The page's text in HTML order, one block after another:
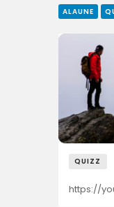
ALAUNE
QUIZZ
https://